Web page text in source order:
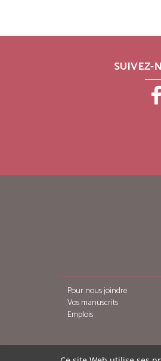
SUIVEZ-
Pour nous joindre
Vos manuscrits
Emplois